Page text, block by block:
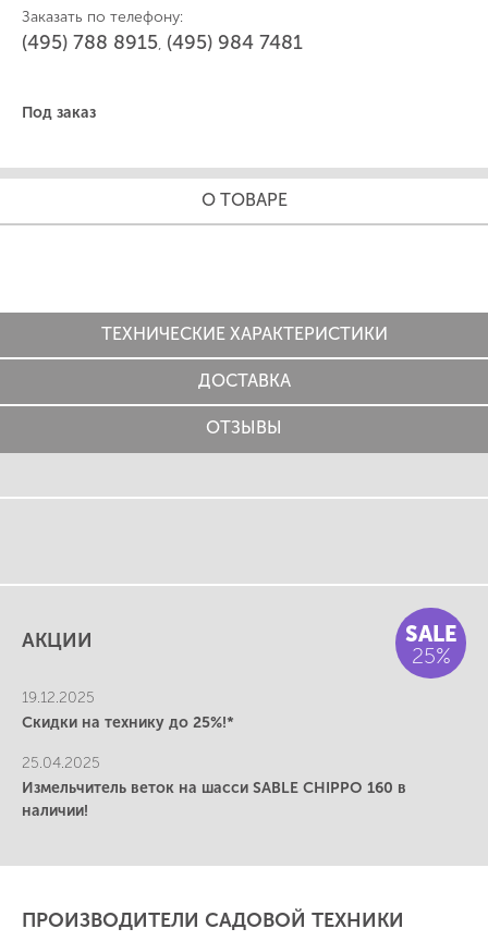
Заказать по телефону:
(495) 788 8915, (495) 984 7481
Под заказ
О ТОВАРЕ
ТЕХНИЧЕСКИЕ ХАРАКТЕРИСТИКИ
ДОСТАВКА
ОТЗЫВЫ
АКЦИИ
SALE
25%
19.12.2025
Скидки на технику до 25%!*
25.04.2025
Измельчитель веток на шасси SABLE CHIPPO 160 в
наличии!
ПРОИЗВОДИТЕЛИ САДОВОЙ ТЕХНИКИ